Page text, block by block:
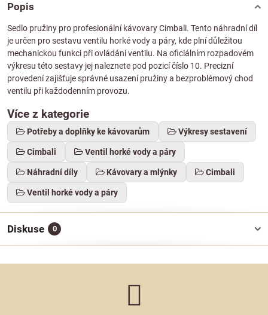
Popis
Sedlo pružiny pro profesionální kávovary Cimbali. Tento náhradní díl
je určen pro sestavu ventilu horké vody a páry, kde plní důležitou
mechanickou funkci při ovládání ventilu. Na oficiálním rozpadovém
výkresu této sestavy jej naleznete pod pozicí číslo 10. Precizní
provedení zajišťuje správné usazení pružiny a bezproblémový chod
ventilu při každodenním provozu.
Více z kategorie
Potřeby a doplňky ke kávovarům Výkresy sestavení
Cimbali Ventil horké vody a páry
Náhradní díly Kávovary a mlýnky Cimbali
Ventil horké vody a páry
Diskuse 0